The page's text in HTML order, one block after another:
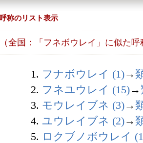
呼称のリスト表示
（全国：「フネボウレイ」に似た呼
1. フナボウレイ (1)→
2. フネユウレイ (15)→
3. モウレイブネ (3)→
4. ユウレイブネ (2)→
5. ロクブノボウレイ